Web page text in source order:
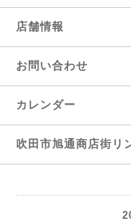
店舗情報
お問い合わせ
カレンダー
吹田市旭通商店街リ